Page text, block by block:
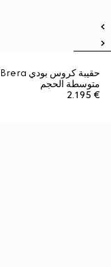
حقيبة كروس بودي Brera
متوسطة الحجم
€ 2.195